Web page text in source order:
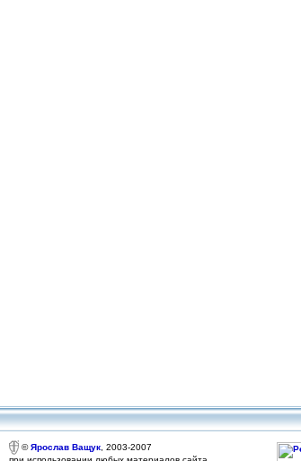
©Ярослав Ващук , 2003-2007